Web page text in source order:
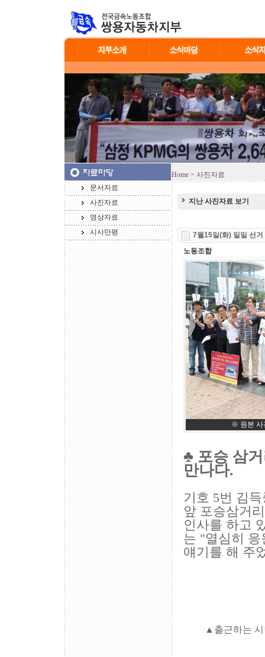
문서자료
사진자료
영상자료
시사만평
Home > 사진자료
지난 사진자료 보기
7월15일(화) 일일 선거
노동조합
※ 원본 사
♣ 포승 삼
만나다.
기호 5번 김
앞 포승삼거
인사를 하고
는 "열심히
얘기를 해 주
▲출근하는 시민